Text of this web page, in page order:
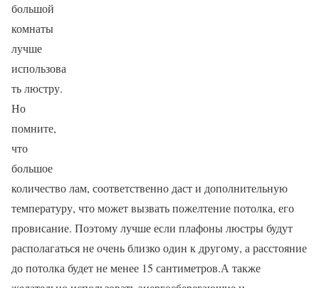
большой
комнаты
лучше
использова
ть люстру.
Но
помните,
что
большое
количество лам, соответственно даст и дополнительную
температуру, что может вызвать пожелтение потолка, его
провисание. Поэтому лучше если плафоны люстры будут
располагаться не очень близко один к другому, а расстояние
до потолка будет не менее 15 сантиметров.А также